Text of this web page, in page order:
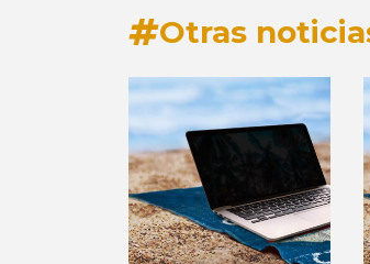
Otras